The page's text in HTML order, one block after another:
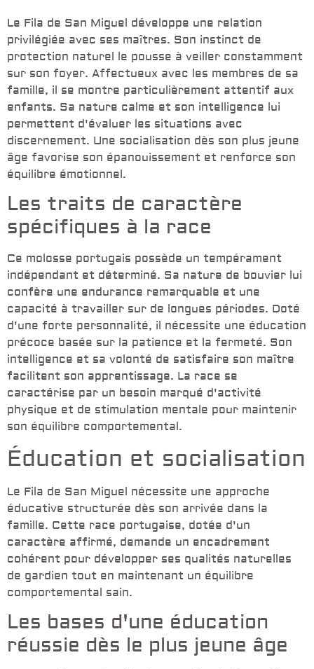
Le Fila de San Miguel développe une relation
privilégiée avec ses maîtres. Son instinct de
protection naturel le pousse à veiller constamment
sur son foyer. Affectueux avec les membres de sa
famille, il se montre particulièrement attentif aux
enfants. Sa nature calme et son intelligence lui
permettent d'évaluer les situations avec
discernement. Une socialisation dès son plus jeune
âge favorise son épanouissement et renforce son
équilibre émotionnel.
Les traits de caractère
spécifiques à la race
Ce molosse portugais possède un tempérament
indépendant et déterminé. Sa nature de bouvier lui
confère une endurance remarquable et une
capacité à travailler sur de longues périodes. Doté
d'une forte personnalité, il nécessite une éducation
précoce basée sur la patience et la fermeté. Son
intelligence et sa volonté de satisfaire son maître
facilitent son apprentissage. La race se
caractérise par un besoin marqué d'activité
physique et de stimulation mentale pour maintenir
son équilibre comportemental.
Éducation et socialisation
Le Fila de San Miguel nécessite une approche
éducative structurée dès son arrivée dans la
famille. Cette race portugaise, dotée d'un
caractère affirmé, demande un encadrement
cohérent pour développer ses qualités naturelles
de gardien tout en maintenant un équilibre
comportemental sain.
Les bases d'une éducation
réussie dès le plus jeune âge